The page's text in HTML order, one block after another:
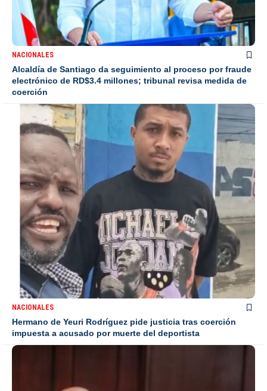
NACIONALES
Alcaldía de Santiago da seguimiento al proceso por fraude
electrónico de RD$3.4 millones; tribunal revisa medida de
coerción
NACIONALES
Hermano de Yeuri Rodríguez pide justicia tras coerción
impuesta a acusado por muerte del deportista